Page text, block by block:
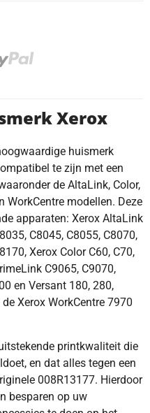
Xerox
huismerk
te zijn met een
de AltaLink, Color,
WorkCentre modellen. Deze
apparaten: Xerox AltaLink
C8045, C8055, C8070,
Xerox Color C60, C70,
C9065, C9070,
en Versant 180, 280,
Xerox WorkCentre 7970
printkwaliteit die
en dat alles tegen een
008R13177. Hierdoor
besparen op uw